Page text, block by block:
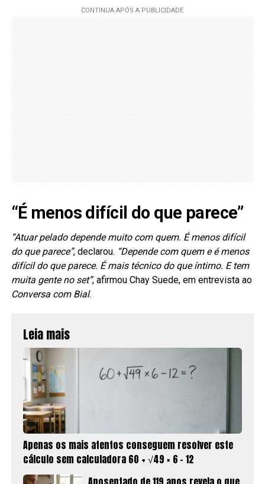
“É menos difícil do que parece”
“Atuar pelado depende muito com quem. É menos difícil
do que parece”, declarou. “Depende com quem e é menos
difícil do que parece. É mais técnico do que íntimo. E tem
muita gente no set”, afirmou Chay Suede, em entrevista ao
Conversa com Bial.
Leia mais
Apenas os mais atentos conseguem resolver este
cálculo sem calculadora 60 + √49 × 6 − 12